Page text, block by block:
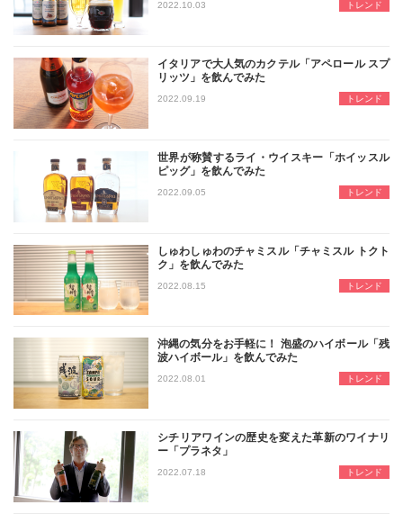
2022.10.03 トレンド
イタリアで大人気のカクテル「アペロール スプ
リッツ」を飲んでみた
いま世界中で大人気のイタリア生ま
2022.09.19 トレンド
世界が称賛するライ・ウイスキー「ホイッスル
ピッグ」を飲んでみた
日本ではまだまだ認知度の低いライ
2022.09.05 トレンド
しゅわしゅわのチャミスル「チャミスル トクト
ク」を飲んでみた
留まることを知らない韓国ドラマブ
2022.08.15 トレンド
沖縄の気分をお手軽に！ 泡盛のハイボール「残
波ハイボール」を飲んでみた
沖縄を代表するお酒、泡盛。そんな
2022.08.01 トレンド
シチリアワインの歴史を変えた革新のワイナリ
ー「プラネタ」
地中海に浮かぶイタリアのシチリア
2022.07.18 トレンド